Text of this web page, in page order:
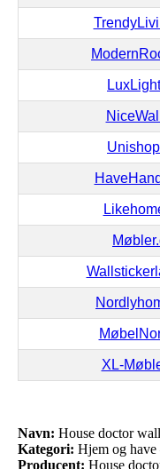
XL-
Navn: House doctor
Kategori: Hjem og
Producent: House